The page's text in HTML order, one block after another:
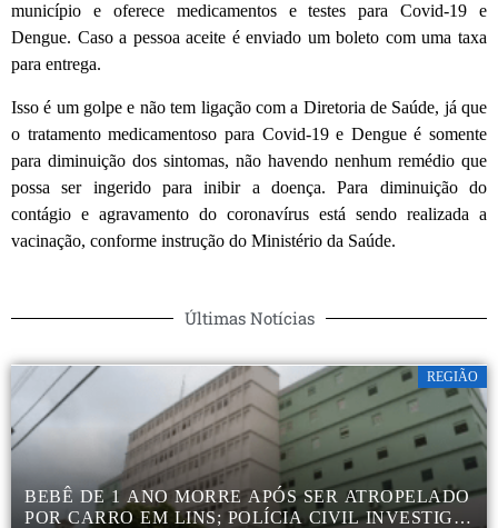
município e oferece medicamentos e testes para Covid-19 e
Dengue. Caso a pessoa aceite é enviado um boleto com uma taxa
para entrega.
Isso é um golpe e não tem ligação com a Diretoria de Saúde, já que
o tratamento medicamentoso para Covid-19 e Dengue é somente
para diminuição dos sintomas, não havendo nenhum remédio que
possa ser ingerido para inibir a doença. Para diminuição do
contágio e agravamento do coronavírus está sendo realizada a
vacinação, conforme instrução do Ministério da Saúde.
Últimas Notícias
REGIÃO
BEBÊ DE 1 ANO MORRE APÓS SER ATROPELADO
POR CARRO EM LINS; POLÍCIA CIVIL INVESTIGA